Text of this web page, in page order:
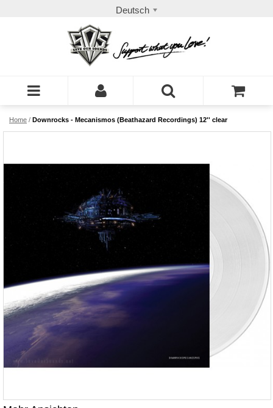
Deutsch
Home / Downrocks ‎- Mecanismos (Beathazard Recordings) 12'' clear